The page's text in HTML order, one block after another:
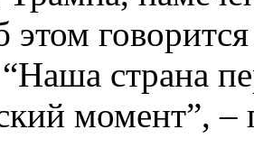
страна
момент”, –